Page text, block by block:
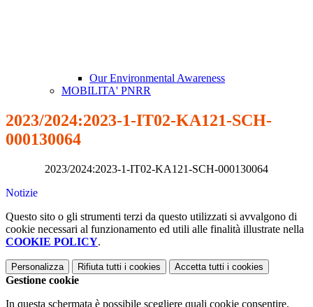
Our Environmental Awareness
MOBILITA' PNRR
2023/2024:2023-1-IT02-KA121-SCH-
000130064
2023/2024:2023-1-IT02-KA121-SCH-000130064
Notizie
Questo sito o gli strumenti terzi da questo utilizzati si avvalgono di
cookie necessari al funzionamento ed utili alle finalità illustrate nella
COOKIE POLICY.
Personalizza Rifiuta tutti i cookies Accetta tutti i cookies
Gestione cookie
In questa schermata è possibile scegliere quali cookie consentire.